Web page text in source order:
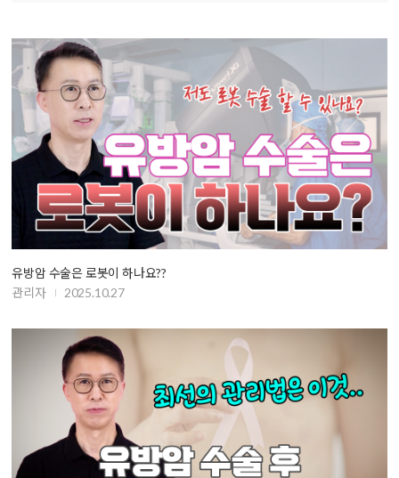
유방암 수술은 로봇이 하나요??
관리자
2025.10.27